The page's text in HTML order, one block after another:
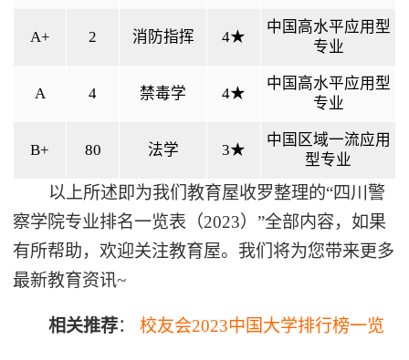
A+ 2 消防指挥 4★
中国高水平应用型
专业
A 4 禁毒学 4★
中国高水平应用型
专业
B+ 80 法学 3★
中国区域一流应用
型专业
以上所述即为我们教育屋收罗整理的“四川警
察学院专业排名一览表（2023）”全部内容，如果
有所帮助，欢迎关注教育屋。我们将为您带来更多
最新教育资讯~
相关推荐： 校友会2023中国大学排行榜一览